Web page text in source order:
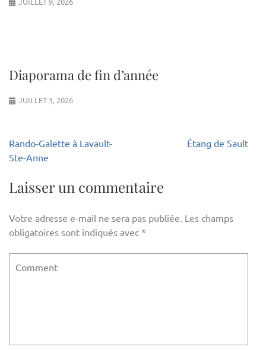
Diaporama de fin d’année
JUILLET 1, 2026
Navigation
de
Rando-Galette à Lavault-
Ste-Anne
Étang de Sault
Laisser un commentaire
Votre adresse e-mail ne sera pas publiée. Les champs
obligatoires sont indiqués avec *